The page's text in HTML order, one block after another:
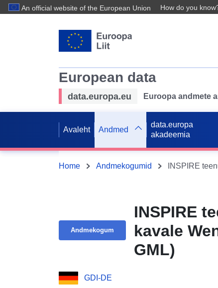
An official website of the European Union How do you
European data
data.europa.eu Euroopa andmete
Avaleht Andmed
data.europa
akadeemia
Home Andmekogumid
Andmekogum
INSPIRE
kavale
GML)
GDI-DE